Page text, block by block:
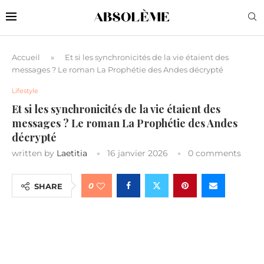
Accueil »
Et si les synchronicités de la vie étaient des
messages ? Le roman La Prophétie des Andes décrypté
Lifestyle
Et si les synchronicités de la vie étaient des
messages ? Le roman La Prophétie des Andes
décrypté
written by Laetitia 16 janvier 2026 0 comments
SHARE 0